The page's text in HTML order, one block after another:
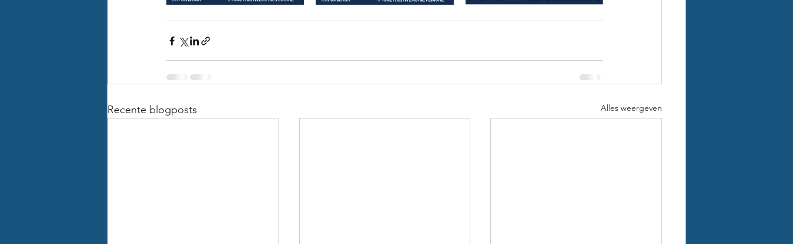
Recente blogposts Alles weergeven